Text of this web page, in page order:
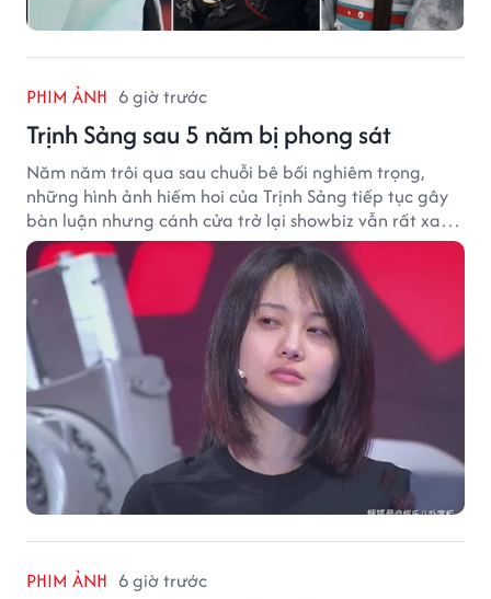
PHIM ẢNH 6 giờ trước
Trịnh Sảng sau 5 năm bị phong sát
Năm năm trôi qua sau chuỗi bê bối nghiêm trọng,
những hình ảnh hiếm hoi của Trịnh Sảng tiếp tục gây
bàn luận nhưng cánh cửa trở lại showbiz vẫn rất xa
vời.
PHIM ẢNH 6 giờ trước